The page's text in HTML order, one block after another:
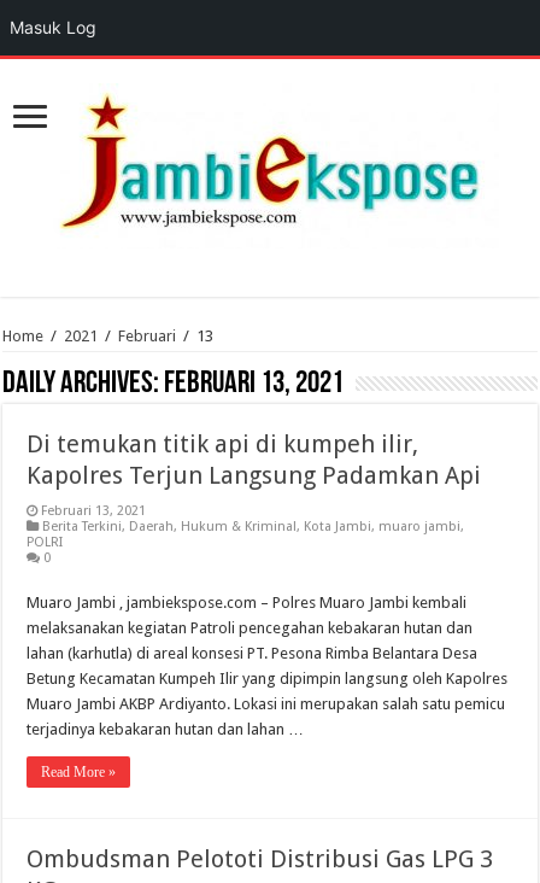
Home / 2021 / Februari / 13
Daily Archives: Februari 13, 2021
Di temukan titik api di kumpeh ilir,
Kapolres Terjun Langsung Padamkan Api
Februari 13, 2021
Berita Terkini, Daerah, Hukum & Kriminal, Kota Jambi, muaro jambi,
POLRI
0
Muaro Jambi , jambiekspose.com – Polres Muaro Jambi kembali
melaksanakan kegiatan Patroli pencegahan kebakaran hutan dan
lahan (karhutla) di areal konsesi PT. Pesona Rimba Belantara Desa
Betung Kecamatan Kumpeh Ilir yang dipimpin langsung oleh Kapolres
Muaro Jambi AKBP Ardiyanto. Lokasi ini merupakan salah satu pemicu
terjadinya kebakaran hutan dan lahan …
Read More »
Ombudsman Pelototi Distribusi Gas LPG 3
Masuk Log